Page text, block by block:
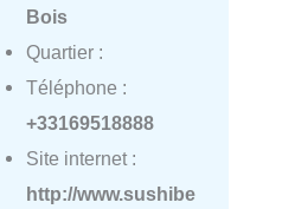
Bois
Quartier :
Téléphone :
+33169518888
Site internet :
http://www.sushibe